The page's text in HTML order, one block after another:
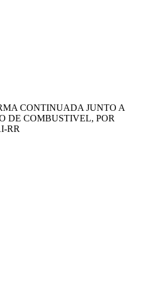
CONTINUADA JUNTO A
DE COMBUSTIVEL, POR
RR